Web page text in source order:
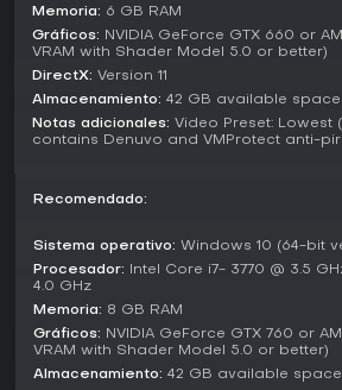
enfoques estratégicos para
Mecánicas como eagle vision, con la
águila para explorar, enriquecen la
planificación de asesinatos.
¿Merece la pena?
Assassin's Creed Origins sigue vigente
de compatibilidad para un rendimiento
moderno.
Si te gustan los action RPG de mundo
ambientación histórica, es una
combinación de exploración,
narrativas cautivadoras lo hace ideal
Memoria: 6 GB RAM
Gráficos: NVIDIA GeForce GTX 660 or
VRAM with Shader Model 5.0 or better)
DirectX: Version 11
Almacenamiento: 42 GB available space
Notas adicionales: Video Preset: Lowest
contains Denuvo and VMProtect anti-
Recomendado:
Sistema operativo: Windows 10 (64-bit
Procesador: Intel Core i7- 3770 @ 3.5
4.0 GHz
Memoria: 8 GB RAM
Gráficos: NVIDIA GeForce GTX 760 or
VRAM with Shader Model 5.0 or better)
Almacenamiento: 42 GB available space